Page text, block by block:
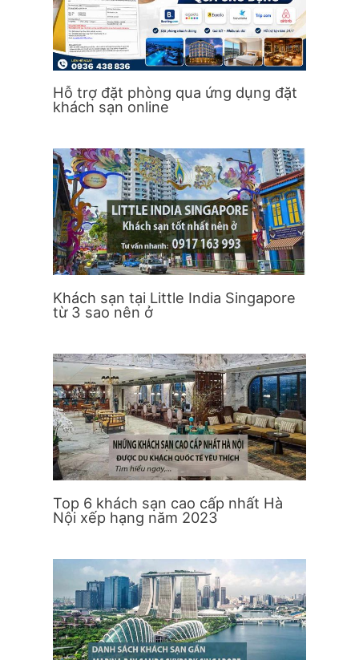
Hỗ trợ đặt phòng qua ứng dụng đặt
khách sạn online
Khách sạn tại Little India Singapore
từ 3 sao nên ở
Top 6 khách sạn cao cấp nhất Hà
Nội xếp hạng năm 2023